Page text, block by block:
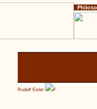
Rudolf Eisler F